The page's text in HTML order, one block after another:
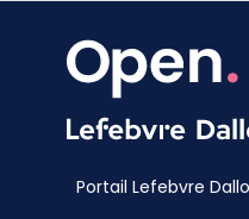
Portail Lefebvre